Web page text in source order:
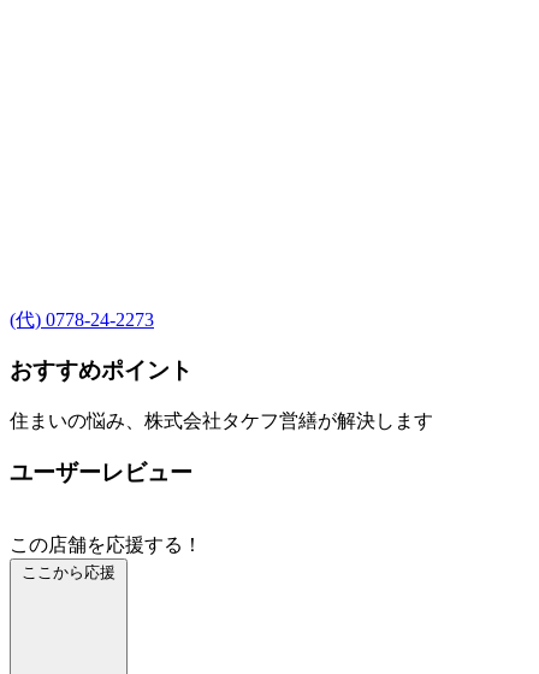
(代) 0778-24-2273
おすすめポイント
住まいの悩み、株式会社タケフ営繕が解決します
ユーザーレビュー
この店舗を応援する！
ここから応援